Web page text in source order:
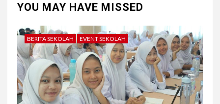
YOU MAY HAVE MISSED
BERITA SEKOLAH EVENT SEKOLAH